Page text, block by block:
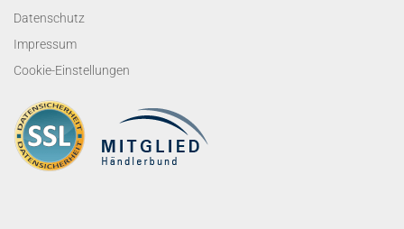
Datenschutz
Impressum
Cookie-Einstellungen